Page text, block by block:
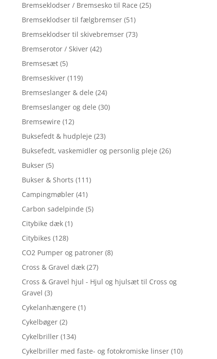
Bremseklodser / Bremsesko til Race (25)
Bremseklodser til fælgbremser (51)
Bremseklodser til skivebremser (73)
Bremserotor / Skiver (42)
Bremsesæt (5)
Bremseskiver (119)
Bremseslanger & dele (24)
Bremseslanger og dele (30)
Bremsewire (12)
Buksefedt & hudpleje (23)
Buksefedt, vaskemidler og personlig pleje (26)
Bukser (5)
Bukser & Shorts (111)
Campingmøbler (41)
Carbon sadelpinde (5)
Citybike dæk (1)
Citybikes (128)
CO2 Pumper og patroner (8)
Cross & Gravel dæk (27)
Cross & Gravel hjul - Hjul og hjulsæt til Cross og
Gravel (3)
Cykelanhængere (1)
Cykelbøger (2)
Cykelbriller (134)
Cykelbriller med faste- og fotokromiske linser (10)